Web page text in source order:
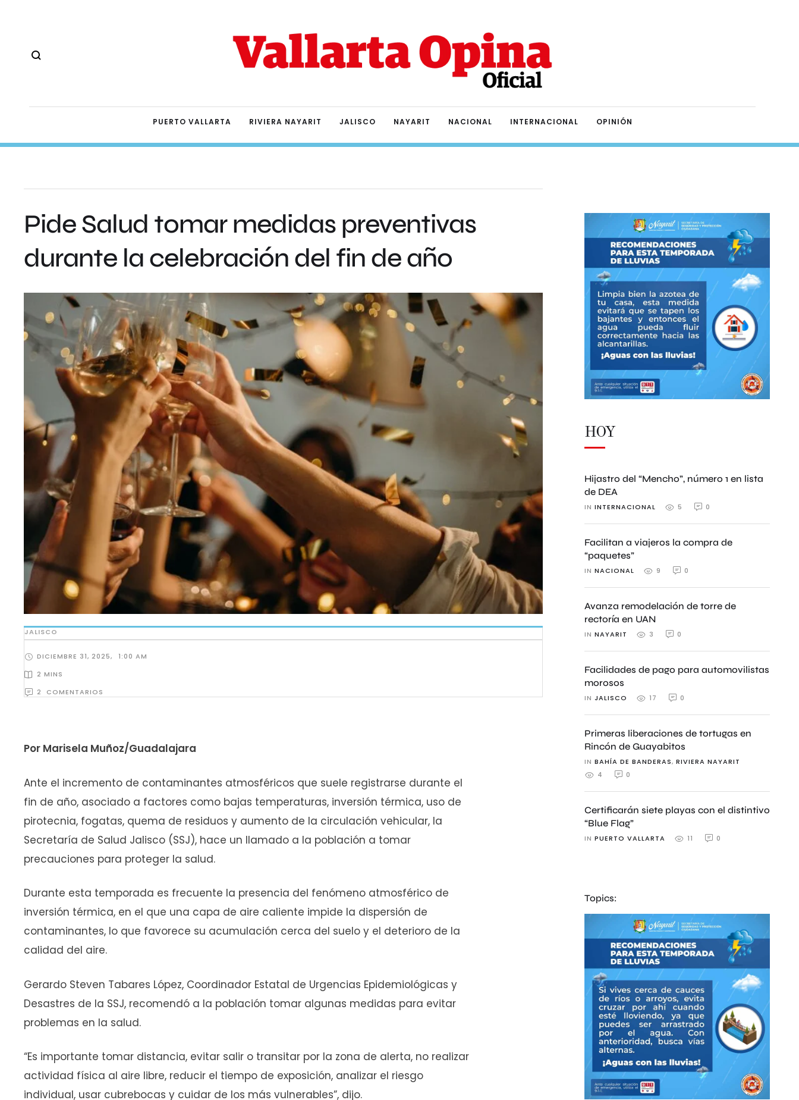
PUERTO VALLARTA RIVIERA NAYARIT JALISCO NAYARIT NACIONAL INTERNACIONAL OPINIÓN
Pide Salud tomar medidas preventivas
durante la celebración del fin de año
JALISCO
DICIEMBRE 31, 2025,
1:00 AM
2 MINS
2
  COMENTARIOS
Por Marisela Muñoz/Guadalajara
Ante el incremento de contaminantes atmosféricos que suele registrarse durante el
fin de año, asociado a factores como bajas temperaturas, inversión térmica, uso de
pirotecnia, fogatas, quema de residuos y aumento de la circulación vehicular, la
Secretaría de Salud Jalisco (SSJ), hace un llamado a la población a tomar
precauciones para proteger la salud.
Durante esta temporada es frecuente la presencia del fenómeno atmosférico de
inversión térmica, en el que una capa de aire caliente impide la dispersión de
contaminantes, lo que favorece su acumulación cerca del suelo y el deterioro de la
calidad del aire.
Gerardo Steven Tabares López, Coordinador Estatal de Urgencias Epidemiológicas y
Desastres de la SSJ, recomendó a la población tomar algunas medidas para evitar
problemas en la salud.
“Es importante tomar distancia, evitar salir o transitar por la zona de alerta, no realizar
actividad física al aire libre, reducir el tiempo de exposición, analizar el riesgo
individual, usar cubrebocas y cuidar de los más vulnerables”, dijo.
HOY
Hijastro del “Mencho”, número 1 en lista
de DEA
IN INTERNACIONAL 5 0
Facilitan a viajeros la compra de
“paquetes”
IN NACIONAL 9 0
Avanza remodelación de torre de
rectoría en UAN
IN NAYARIT 3 0
Facilidades de pago para automovilistas
morosos
IN JALISCO 17 0
Primeras liberaciones de tortugas en
Rincón de Guayabitos
IN BAHÍA DE BANDERAS, RIVIERA NAYARIT
4
0
Certificarán siete playas con el distintivo
“Blue Flag”
IN PUERTO VALLARTA 11 0
Topics: